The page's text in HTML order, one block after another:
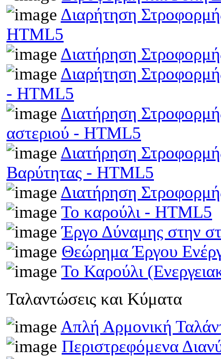
Διαρήτηση
HTML5
Διατήρηση
Διαρήτηση
- HTML5
Διατήρηση
αστεριού - HTML5
Διατήρηση
Βαρύτητας - HTML5
Διατήρηση
Το καρούλι - HTML5
Έργο Δύναμης στην
Θεώρημα Έργου
Το Καρούλι
Ταλαντώσεις και Κύματα
Απλή Αρμονική
Περιστρεφόμενα